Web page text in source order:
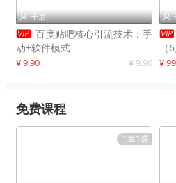
 千启
 百度贴吧核心引流技术：手
动+软件模式
¥ 9.90 ¥ 9.90


（
¥
免费课程
1章1课